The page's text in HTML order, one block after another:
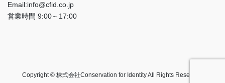
Email:info@cfid.co.jp
営業時間 9:00～17:00
Copyright © 株式会社Conservation for Identity All Rights Reserved.